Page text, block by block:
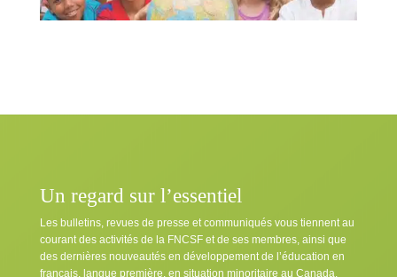
Un regard sur l’essentiel
Les bulletins, revues de presse et communiqués vous tiennent au
courant des activités de la FNCSF et de ses membres, ainsi que
des dernières nouveautés en développement de l’éducation en
français, langue première, en situation minoritaire au Canada.